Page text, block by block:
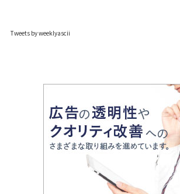
Tweets by weeklyascii